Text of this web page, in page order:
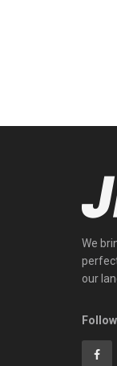
We
our